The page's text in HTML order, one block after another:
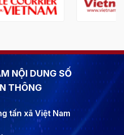
NỘI DUNG SỐ
THÔNG
tấn xã Việt Nam